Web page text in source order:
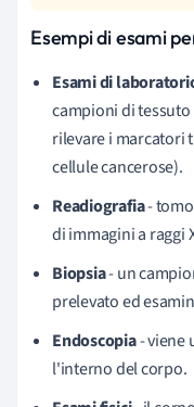
Esempi di esami
Esami di
campioni di
rilevare i marcatori
cellule cancerose).
Readiografia-
di immagini a raggi
Biopsia- un
prelevato ed
Endoscopia- viene
l'interno del corpo.